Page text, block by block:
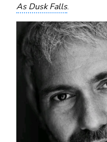
As Dusk Falls.